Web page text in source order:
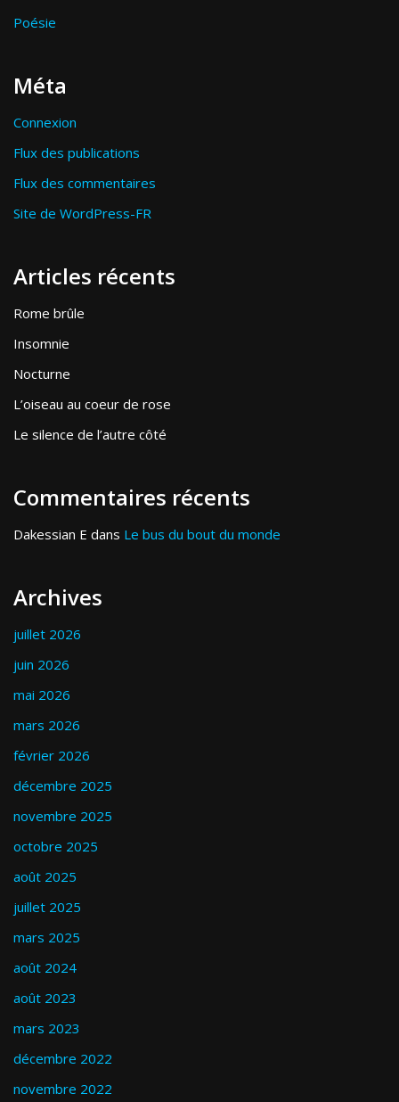
Poésie
Méta
Connexion
Flux des publications
Flux des commentaires
Site de WordPress-FR
Articles récents
Rome brûle
Insomnie
Nocturne
L’oiseau au coeur de rose
Le silence de l’autre côté
Commentaires récents
Dakessian E dans Le bus du bout du monde
Archives
juillet 2026
juin 2026
mai 2026
mars 2026
février 2026
décembre 2025
novembre 2025
octobre 2025
août 2025
juillet 2025
mars 2025
août 2024
août 2023
mars 2023
décembre 2022
novembre 2022